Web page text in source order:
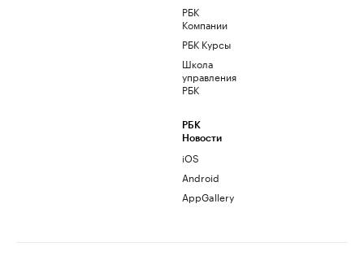
РБК
Компании
РБК Курсы
Школа
управления
РБК
РБК
Новости
iOS
Android
AppGallery